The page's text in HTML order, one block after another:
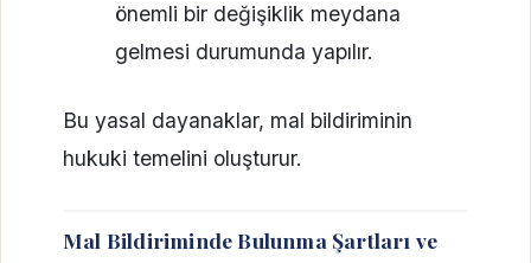
önemli bir değişiklik meydana
gelmesi durumunda yapılır.
Bu yasal dayanaklar, mal bildiriminin
hukuki temelini oluşturur.
Mal Bildiriminde Bulunma Şartları ve